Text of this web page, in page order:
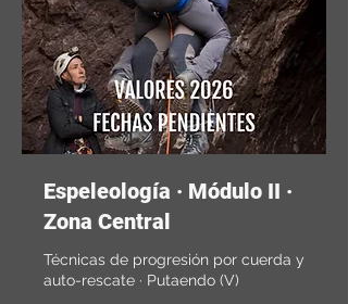
Espeleología · Módulo II ·
Zona Central
Técnicas de progresión por cuerda y
auto-rescate · Putaendo (V)